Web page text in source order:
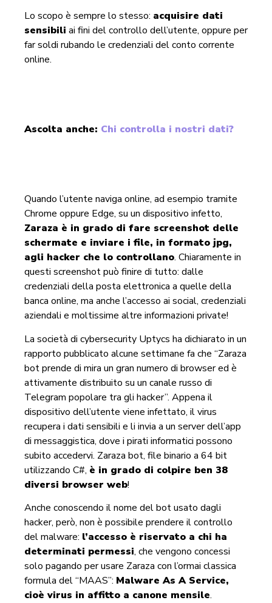
Lo scopo è sempre lo stesso: acquisire dati
sensibili ai fini del controllo dell’utente, oppure per
far soldi rubando le credenziali del conto corrente
online.
Ascolta anche: Chi controlla i nostri dati?
Quando l’utente naviga online, ad esempio tramite
Chrome oppure Edge, su un dispositivo infetto,
Zaraza è in grado di fare screenshot delle
schermate e inviare i file, in formato jpg,
agli hacker che lo controllano. Chiaramente in
questi screenshot può finire di tutto: dalle
credenziali della posta elettronica a quelle della
banca online, ma anche l’accesso ai social, credenziali
aziendali e moltissime altre informazioni private!
La società di cybersecurity Uptycs ha dichiarato in un
rapporto pubblicato alcune settimane fa che “Zaraza
bot prende di mira un gran numero di browser ed è
attivamente distribuito su un canale russo di
Telegram popolare tra gli hacker”. Appena il
dispositivo dell’utente viene infettato, il virus
recupera i dati sensibili e li invia a un server dell’app
di messaggistica, dove i pirati informatici possono
subito accedervi. Zaraza bot, file binario a 64 bit
utilizzando C#, è in grado di colpire ben 38
diversi browser web!
Anche conoscendo il nome del bot usato dagli
hacker, però, non è possibile prendere il controllo
del malware: l’accesso è riservato a chi ha
determinati permessi, che vengono concessi
solo pagando per usare Zaraza con l’ormai classica
formula del “MAAS”: Malware As A Service,
cioè virus in affitto a canone mensile.